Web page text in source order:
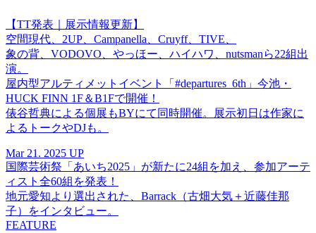
【TT発表｜展示情報更新】
空間現代、2UP、Campanella、Cruyff、TIVE、
象の背、VODOVO、やっほー、ハイハワ、nutsmanら22組出
演。
屋内型アルティメットイベント「#departures_6th」今池・
HUCK FINN 1F＆B1Fで開催！
俵谷哲典による個展もBYにて同時開催。展示初日は作家に
よるトークやDJも。
Mar 21. 2025 UP
国際芸術祭「あいち2025」が新たに24組を加え、参加アーテ
ィスト全60組を発表！
地元愛知より選出された、Barrack（古畑大気＋近藤佳那
子）をインタビュー。
FEATURE